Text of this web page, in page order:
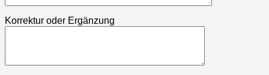
Korrektur oder Ergänzung